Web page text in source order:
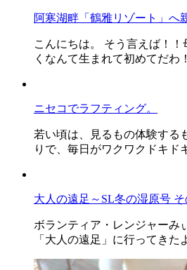
阿寒湖畔「鶴雅リゾート」へ
こんにちは。 そう言えば！
くなんて生まれて初めてだわ
ニセコでラフティング。
若い頃は、見るもの体験する
りで、毎日がワクワクドキド
大人の遠足～SL冬の湿原号 そ
ボランティア・レンジャーみ
「大人の遠足」に行ってきた